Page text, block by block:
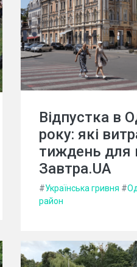
Відпустка в
року: які
тиждень для
Завтра.UA
#Українська гривня #
район